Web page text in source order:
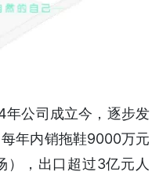
年公司成立今，逐步发
年内销拖鞋9000万元
），出口超过3亿元人